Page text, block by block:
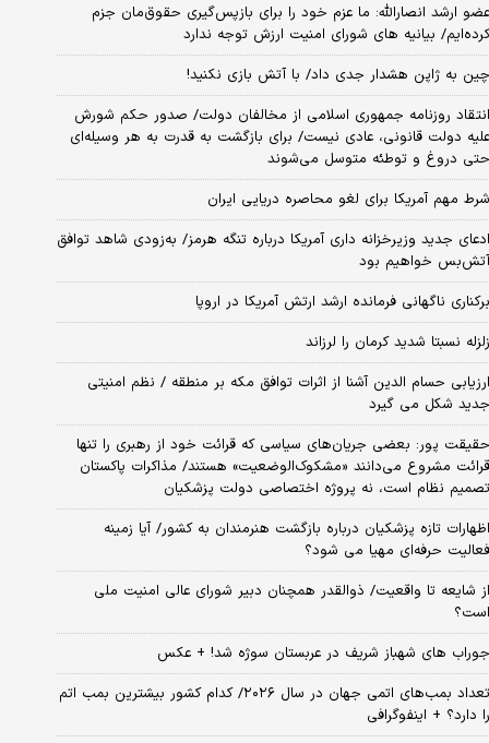
عضو ارشد انصارالله: ما عزم خود را برای بازپس‌گیری حقوق‌مان جزم
کرده‌ایم/ بیانیه‌ های شورای امنیت ارزش توجه ندارد
چین به ژاپن هشدار جدی داد/ با آتش بازی نکنید!
انتقاد روزنامه جمهوری اسلامی از مخالفان دولت/ صدور حکم شورش
علیه دولت قانونی، عادی نیست/ برای بازگشت به قدرت به هر وسیله‌ای
حتی دروغ و توطئه متوسل می‌شوند
شرط مهم آمریکا برای لغو محاصره دریایی ایران
ادعای جدید وزیرخزانه داری آمریکا درباره تنگه هرمز/ به‌زودی شاهد توافق
آتش‌بس خواهیم بود
برکناری ناگهانی فرمانده ارشد ارتش آمریکا در اروپا
زلزله نسبتا شدید کرمان را لرزاند
ارزیابی حسام الدین آشنا از اثرات توافق مکه بر منطقه / نظم امنیتی
جدید شکل می گیرد
حقیقت پور: بعضی جریان‌های سیاسی که قرائت خود از رهبری را تنها
قرائت مشروع می‌دانند «مشکوک‌الوضعیت» هستند/ مذاکرات پاکستان
تصمیم نظام است، نه پروژه اختصاصی دولت پزشکیان
اظهارات تازه پزشکیان درباره بازگشت هنرمندان به کشور/ آیا زمینه
فعالیت حرفه‌ای مهیا می شود؟
از شایعه تا واقعیت/ ذوالقدر همچنان دبیر شورای ‌عالی امنیت ملی
است؟
جوراب های شهباز شریف در عربستان سوژه شد! + عکس
تعداد بمب‌های اتمی جهان در سال ۲۰۲۶/ کدام کشور بیشترین بمب اتم
را دارد؟ + اینفوگرافی